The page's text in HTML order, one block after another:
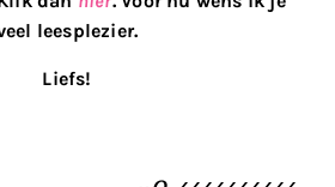
leesplezier.
Liefs!